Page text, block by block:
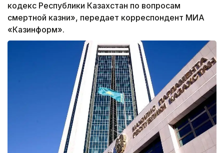
кодекс Республики Казахстан по вопросам
смертной казни», передает корреспондент МИА
«Казинформ».